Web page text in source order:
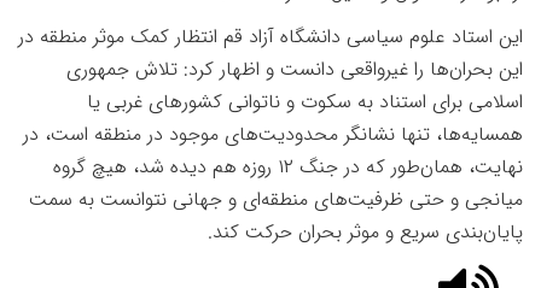
این استاد علوم سیاسی دانشگاه آزاد قم انتظار کمک موثر منطقه در
این بحران‌ها را غیرواقعی دانست و اظهار کرد: تلاش جمهوری
اسلامی برای استناد به سکوت و ناتوانی کشورهای غربی یا
همسایه‌ها، تنها نشانگر محدودیت‌های موجود در منطقه است، در
نهایت، همان‌طور که در جنگ ۱۲ روزه هم دیده شد، هیچ گروه
میانجی و حتی ظرفیت‌های منطقه‌ای و جهانی نتوانست به سمت
پایان‌بندی سریع و موثر بحران حرکت کند.